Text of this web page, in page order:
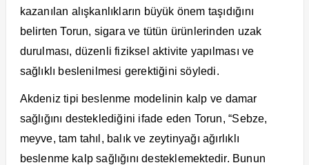
kazanılan alışkanlıkların büyük önem taşıdığını
belirten Torun, sigara ve tütün ürünlerinden uzak
durulması, düzenli fiziksel aktivite yapılması ve
sağlıklı beslenilmesi gerektiğini söyledi.
Akdeniz tipi beslenme modelinin kalp ve damar
sağlığını desteklediğini ifade eden Torun, “Sebze,
meyve, tam tahıl, balık ve zeytinyağı ağırlıklı
beslenme kalp sağlığını desteklemektedir. Bunun